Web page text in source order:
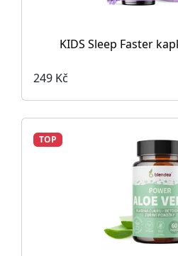
KIDS Sleep Faster
249 Kč
TOP